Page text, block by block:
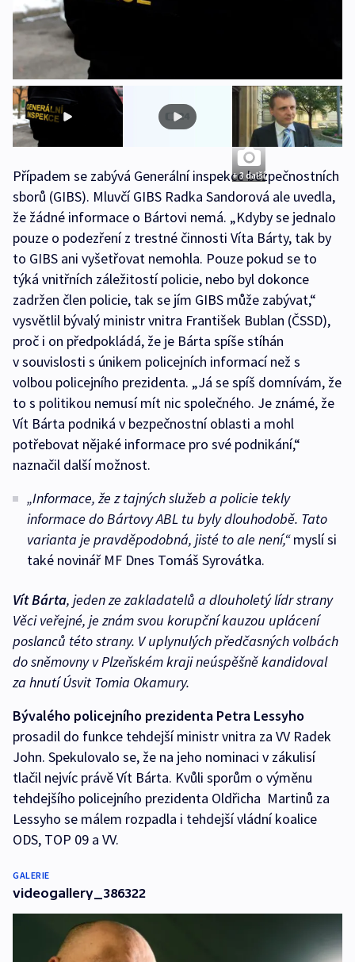
+ 3 další
Případem se zabývá Generální inspekce bezpečnostních
sborů (GIBS). Mluvčí GIBS Radka Sandorová ale uvedla,
že žádné informace o Bártovi nemá. „Kdyby se jednalo
pouze o podezření z trestné činnosti Víta Bárty, tak by
to GIBS ani vyšetřovat nemohla. Pouze pokud se to
týká vnitřních záležitostí policie, nebo byl dokonce
zadržen člen policie, tak se jím GIBS může zabývat,“
vysvětlil bývalý ministr vnitra František Bublan (ČSSD),
proč i on předpokládá, že je Bárta spíše stíhán
v souvislosti s únikem policejních informací než s
volbou policejního prezidenta. „Já se spíš domnívám, že
to s politikou nemusí mít nic společného. Je známé, že
Vít Bárta podniká v bezpečnostní oblasti a mohl
potřebovat nějaké informace pro své podnikání,“
naznačil další možnost.
„Informace, že z tajných služeb a policie tekly
informace do Bártovy ABL tu byly dlouhodobě. Tato
varianta je pravděpodobná, jisté to ale není,“myslí si
také novinář MF Dnes Tomáš Syrovátka.
Vít Bárta, jeden ze zakladatelů a dlouholetý lídr strany
Věci veřejné, je znám svou korupční kauzou uplácení
poslanců této strany. V uplynulých předčasných volbách
do sněmovny v Plzeňském kraji neúspěšně kandidoval
za hnutí Úsvit Tomia Okamury.
Bývalého policejního prezidenta Petra Lessyho
prosadil do funkce tehdejší ministr vnitra za VV Radek
John. Spekulovalo se, že na jeho nominaci v zákulisí
tlačil nejvíc právě Vít Bárta. Kvůli sporům o výměnu
tehdejšího policejního prezidenta Oldřicha Martinů za
Lessyho se málem rozpadla i tehdejší vládní koalice
ODS, TOP 09 a VV.
GALERIE
videogallery_386322